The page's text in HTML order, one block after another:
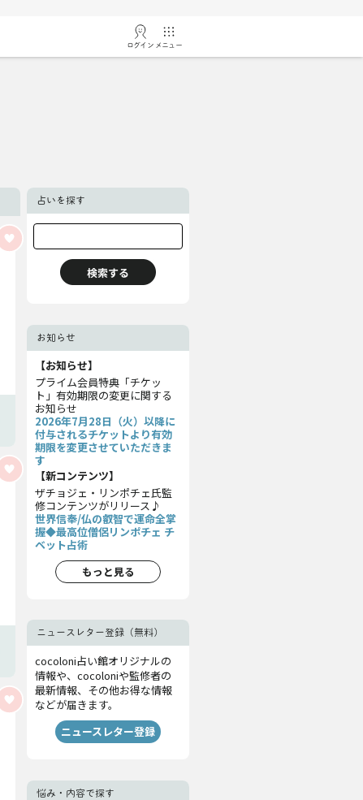
ログイン メニュー
占いを探す
お知らせ
【お知らせ】
プライム会員特典「チケッ
ト」有効期限の変更に関する
お知らせ
2026年7月28日（火）以降に
付与されるチケットより有効
期限を変更させていただきま
す
【新コンテンツ】
ザチョジェ・リンポチェ氏監
修コンテンツがリリース♪
世界信奉/仏の叡智で運命全掌
握◆最高位僧侶リンポチェ チ
ベット占術
もっと見る
ニュースレター登録（無料）
cocoloni占い館オリジナルの
情報や、cocoloniや監修者の
最新情報、その他お得な情報
などが届きます。
ニュースレター登録
悩み・内容で探す